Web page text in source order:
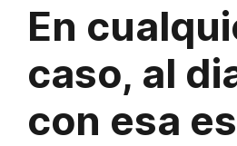
En
caso, al
con esa